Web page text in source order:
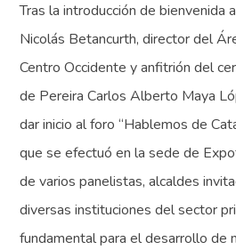
Tras la introducción de bienvenida
Nicolás Betancurth, director del
Centro Occidente y anfitrión del
de Pereira Carlos Alberto Maya
dar inicio al foro “Hablemos de
que se efectuó en la sede de
de varios panelistas, alcaldes
diversas instituciones del sector
fundamental para el desarrollo de